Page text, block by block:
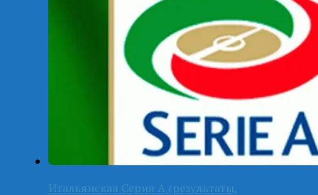
Итальянская Серия А (результаты,